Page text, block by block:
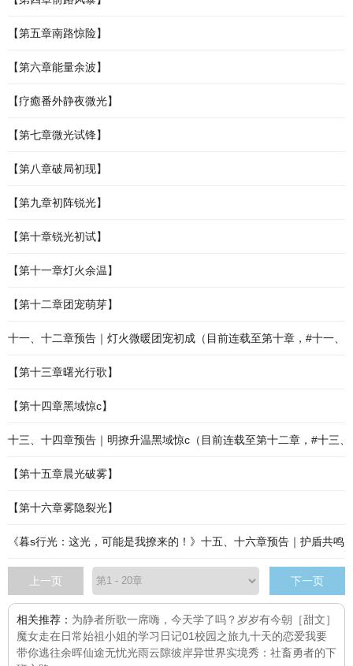
【第五章南路惊险】
【第六章能量余波】
【疗癒番外静夜微光】
【第七章微光试锋】
【第八章破局初现】
【第九章初阵锐光】
【第十章锐光初试】
【第十一章灯火余温】
【第十二章团宠萌芽】
十一、十二章预告｜灯火微暖团宠初成（目前连载至第十章，#十一、
【第十三章曙光行歌】
【第十四章黑域惊c】
十三、十四章预告｜明撩升温黑域惊c（目前连载至第十二章，#十三
【第十五章晨光破雾】
【第十六章雾隐裂光】
《暮s行光：这光，可能是我撩来的！》十五、十六章预告｜护盾共
上一页 下一页
相关推荐： 为静者所歌一席嗨，今天学了吗？岁岁有今朝［甜文］
魔女走在日常始祖小姐的学习日记01校园之旅九十天的恋爱我要
带你逃往余晖仙途无忧光雨云隙彼岸异世界实境秀：社畜勇者的下